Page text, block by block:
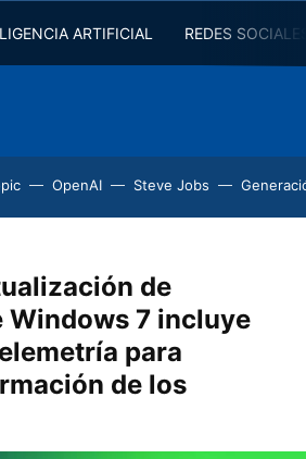
ARTIFICIAL REDES
OpenAI Steve Jobs
de
Windows 7 incluye
para
de los